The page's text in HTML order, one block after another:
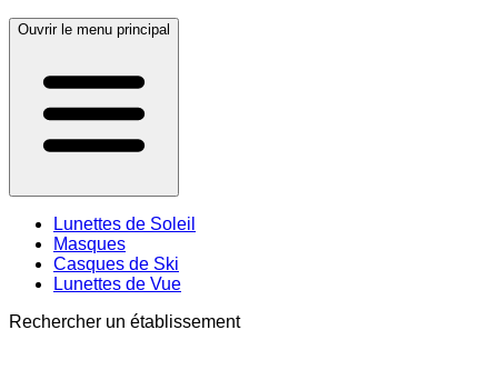
Ouvrir le menu principal
Lunettes de Soleil
Masques
Casques de Ski
Lunettes de Vue
Rechercher un établissement